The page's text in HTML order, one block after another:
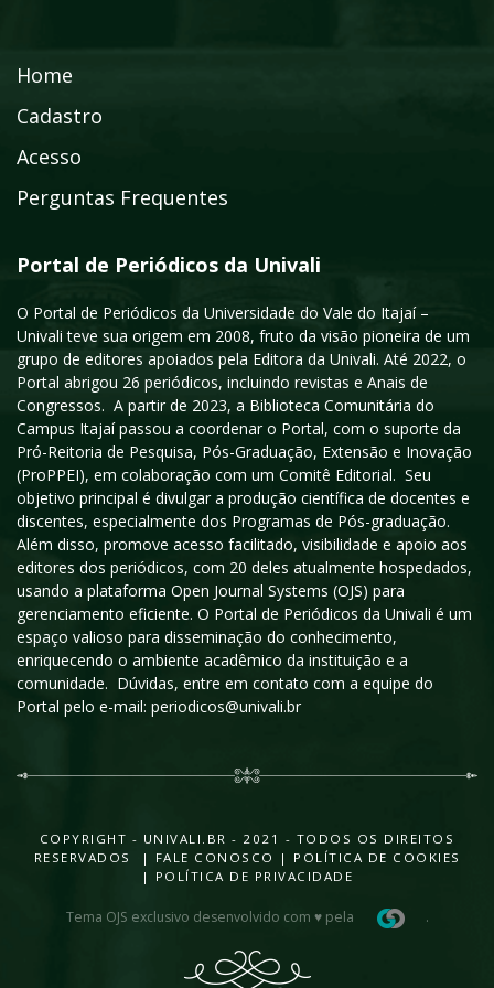
Home
Cadastro
Acesso
Perguntas Frequentes
Portal de Periódicos da Univali
O Portal de Periódicos da Universidade do Vale do Itajaí –
Univali teve sua origem em 2008, fruto da visão pioneira de um
grupo de editores apoiados pela Editora da Univali. Até 2022, o
Portal abrigou 26 periódicos, incluindo revistas e Anais de
Congressos. A partir de 2023, a Biblioteca Comunitária do
Campus Itajaí passou a coordenar o Portal, com o suporte da
Pró-Reitoria de Pesquisa, Pós-Graduação, Extensão e Inovação
(ProPPEI), em colaboração com um Comitê Editorial. Seu
objetivo principal é divulgar a produção científica de docentes e
discentes, especialmente dos Programas de Pós-graduação.
Além disso, promove acesso facilitado, visibilidade e apoio aos
editores dos periódicos, com 20 deles atualmente hospedados,
usando a plataforma Open Journal Systems (OJS) para
gerenciamento eficiente. O Portal de Periódicos da Univali é um
espaço valioso para disseminação do conhecimento,
enriquecendo o ambiente acadêmico da instituição e a
comunidade. Dúvidas, entre em contato com a equipe do
Portal pelo e-mail: periodicos@univali.br
COPYRIGHT - UNIVALI.BR - 2021 - TODOS OS DIREITOS
RESERVADOS |
FALE CONOSCO | POLÍTICA DE COOKIES
| POLÍTICA DE PRIVACIDADE
Tema OJS exclusivo desenvolvido com ♥ pela .